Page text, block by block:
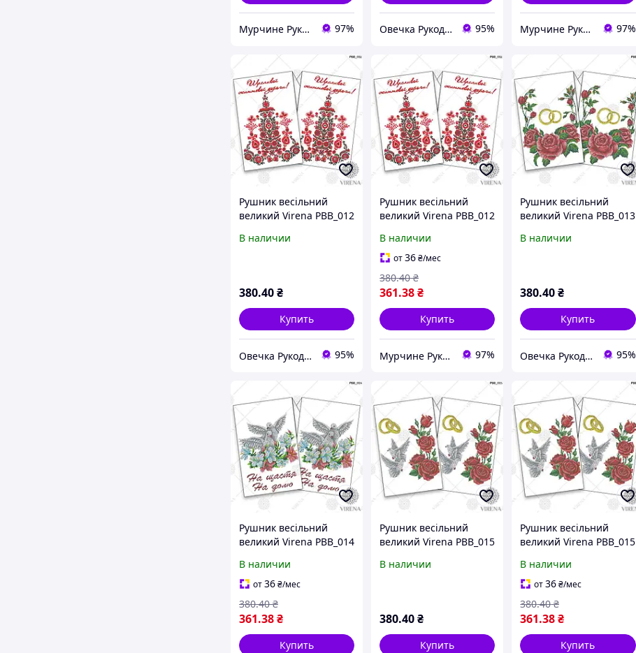
Мурчине Рукоділля - супермаркет рукоділля !!! 97% Овечка Рукодільниця 95% Мурчине Рукоділля - супермаркет рукоділля !!! 97%
Рушник весільний
великий Virena РВВ_012
В наличии
380.40₴
Купить
Овечка Рукодільниця 95%
Рушник весільний
великий Virena РВВ_012
В наличии
от36₴/мес
361.38₴
380.40 ₴
Купить
Мурчине Рукоділля - супермаркет рукоділля !!! 97%
Рушник весільний
великий Virena РВВ_013
В наличии
380.40₴
Купить
Овечка Рукодільниця 95%
Рушник весільний
великий Virena РВВ_014
В наличии
от36₴/мес
361.38₴
380.40 ₴
Купить
Рушник весільний
великий Virena РВВ_015
В наличии
380.40₴
Купить
Рушник весільний
великий Virena РВВ_015
В наличии
от36₴/мес
361.38₴
380.40 ₴
Купить